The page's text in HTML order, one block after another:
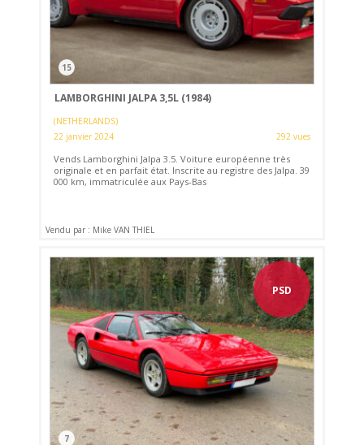
15
LAMBORGHINI JALPA 3,5L (1984)
(NETHERLANDS)
22 janvier 2024
292 vues
Vends Lamborghini Jalpa 3.5. Voiture européenne très
originale et en parfait état. Inscrite au registre des Jalpa. 39
000 km, immatriculée aux Pays-Bas
Vendu par : Mike VAN THIEL
PSD
7